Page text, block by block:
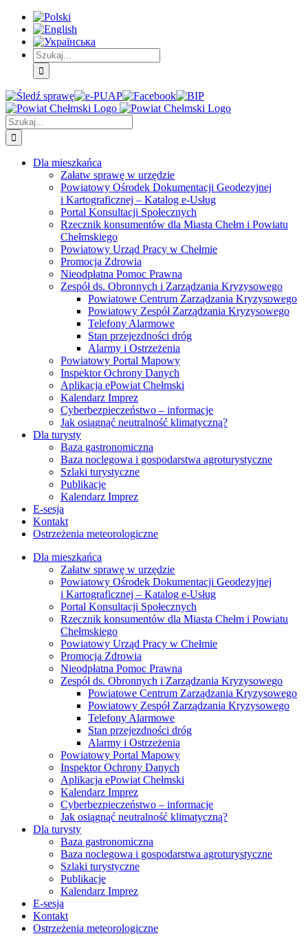
Skip
Treść
główna
Skip
Menu
główne
Skip
Menu
dodatkowe
Szukaj
Śledź
sprawę
E-
PUAP
Facebook BIP Instagram
Szukaj
Dla mieszkańca
Załatw sprawę w urzędzie
Powiatowy Ośrodek Dokumentacji Geodezyjnej
i Kartograficznej – Katalog e-Usług
Portal Konsultacji Społecznych
Rzecznik konsumentów dla Miasta Chełm i Powiatu
Chełmskiego
Powiatowy Urząd Pracy w Chełmie
Promocja Zdrowia
Nieodpłatna Pomoc Prawna
Zespół ds. Obronnych i Zarządzania Kryzysowego
Powiatowe Centrum Zarządzania Kryzysowego
Powiatowy Zespół Zarządzania Kryzysowego
Telefony Alarmowe
Stan przejezdności dróg
Alarmy i Ostrzeżenia
Powiatowy Portal Mapowy
Inspektor Ochrony Danych
Aplikacja ePowiat Chełmski
Kalendarz Imprez
Cyberbezpieczeństwo – informacje
Jak osiągnąć neutralność klimatyczną?
Dla turysty
Baza gastronomiczna
Baza noclegowa i gospodarstwa agroturystyczne
Szlaki turystyczne
Publikacje
Kalendarz Imprez
E-sesja
Kontakt
Ostrzeżenia meteorologiczne
Dla mieszkańca
Załatw sprawę w urzędzie
Powiatowy Ośrodek Dokumentacji Geodezyjnej
i Kartograficznej – Katalog e-Usług
Portal Konsultacji Społecznych
Rzecznik konsumentów dla Miasta Chełm i Powiatu
Chełmskiego
Powiatowy Urząd Pracy w Chełmie
Promocja Zdrowia
Nieodpłatna Pomoc Prawna
Zespół ds. Obronnych i Zarządzania Kryzysowego
Powiatowe Centrum Zarządzania Kryzysowego
Powiatowy Zespół Zarządzania Kryzysowego
Telefony Alarmowe
Stan przejezdności dróg
Alarmy i Ostrzeżenia
Powiatowy Portal Mapowy
Inspektor Ochrony Danych
Aplikacja ePowiat Chełmski
Kalendarz Imprez
Cyberbezpieczeństwo – informacje
Jak osiągnąć neutralność klimatyczną?
Dla turysty
Baza gastronomiczna
Baza noclegowa i gospodarstwa agroturystyczne
Szlaki turystyczne
Publikacje
Kalendarz Imprez
E-sesja
Kontakt
Ostrzeżenia meteorologiczne